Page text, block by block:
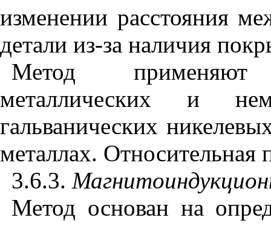
изменении расстояния
детали из-за наличия
Метод применяют
металлических и
гальванических
металлах. Относительная
3.6.3.
Метод основан на